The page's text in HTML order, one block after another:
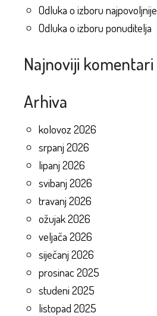
Odluka o izboru
Odluka o izboru ponuditelja
Najnoviji komentari
Arhiva
kolovoz 2026
srpanj 2026
lipanj 2026
svibanj 2026
travanj 2026
ožujak 2026
veljača 2026
siječanj 2026
prosinac 2025
studeni 2025
listopad 2025